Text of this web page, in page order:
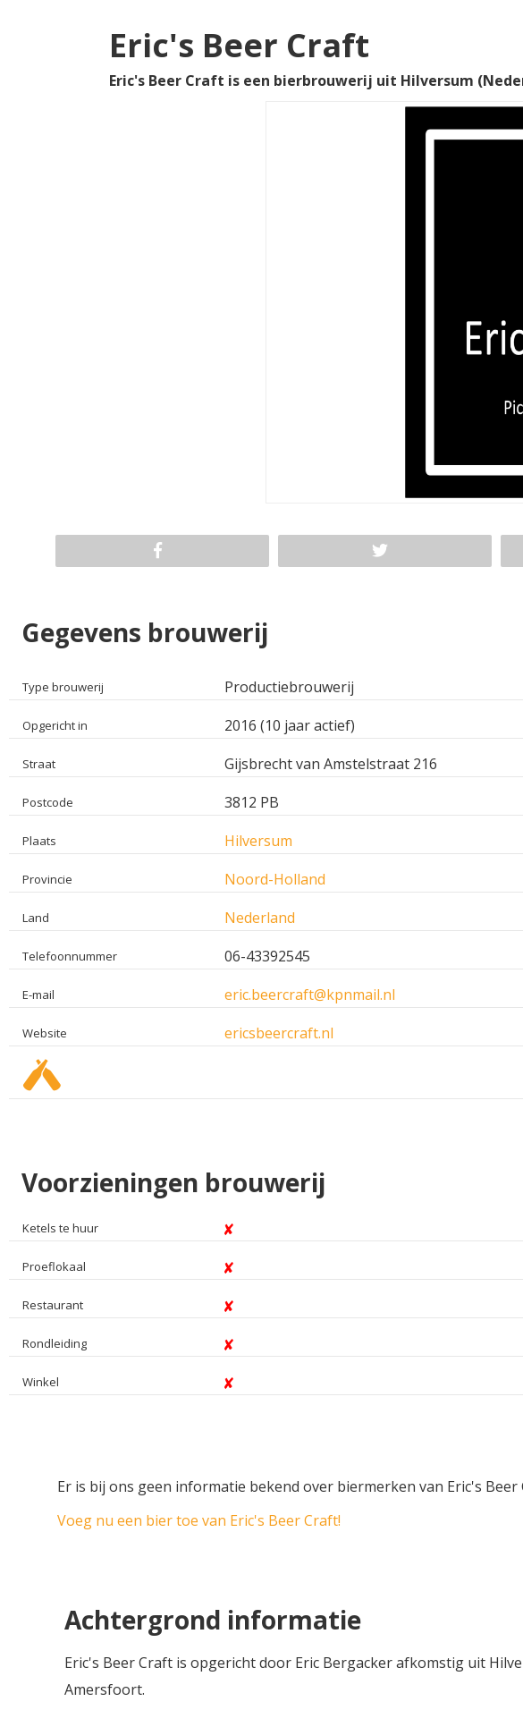
Eric's Beer Craft
Eric's Beer Craft is een bierbrouwerij uit Hilversum
Gegevens brouwerij
Type brouwerij Productiebrouwerij
Opgericht in 2016 (10 jaar actief)
Straat Gijsbrecht van Amstelstraat 216
Postcode 3812 PB
Plaats Hilversum
Provincie Noord-Holland
Land Nederland
Telefoonnummer 06-43392545
E-mail eric.beercraft@kpnmail.nl
Website ericsbeercraft.nl
Voorzieningen brouwerij
Ketels te huur
Proeflokaal
Restaurant
Rondleiding
Winkel
Er is bij ons geen informatie bekend over biermerken van Eric's Beer
Voeg nu een bier toe van Eric's Beer Craft!
Achtergrond informatie
Eric's Beer Craft is opgericht door Eric Bergacker afkomstig uit
Amersfoort.